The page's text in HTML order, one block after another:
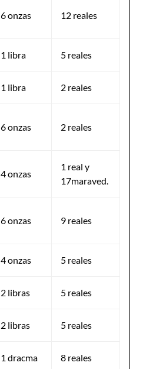
6 onzas 12 reales
1 libra 5 reales
1 libra 2 reales
6 onzas 2 reales
4 onzas
1 real y
17maraved.
6 onzas 9 reales
4 onzas 5 reales
2 libras 5 reales
2 libras 5 reales
1 dracma 8 reales